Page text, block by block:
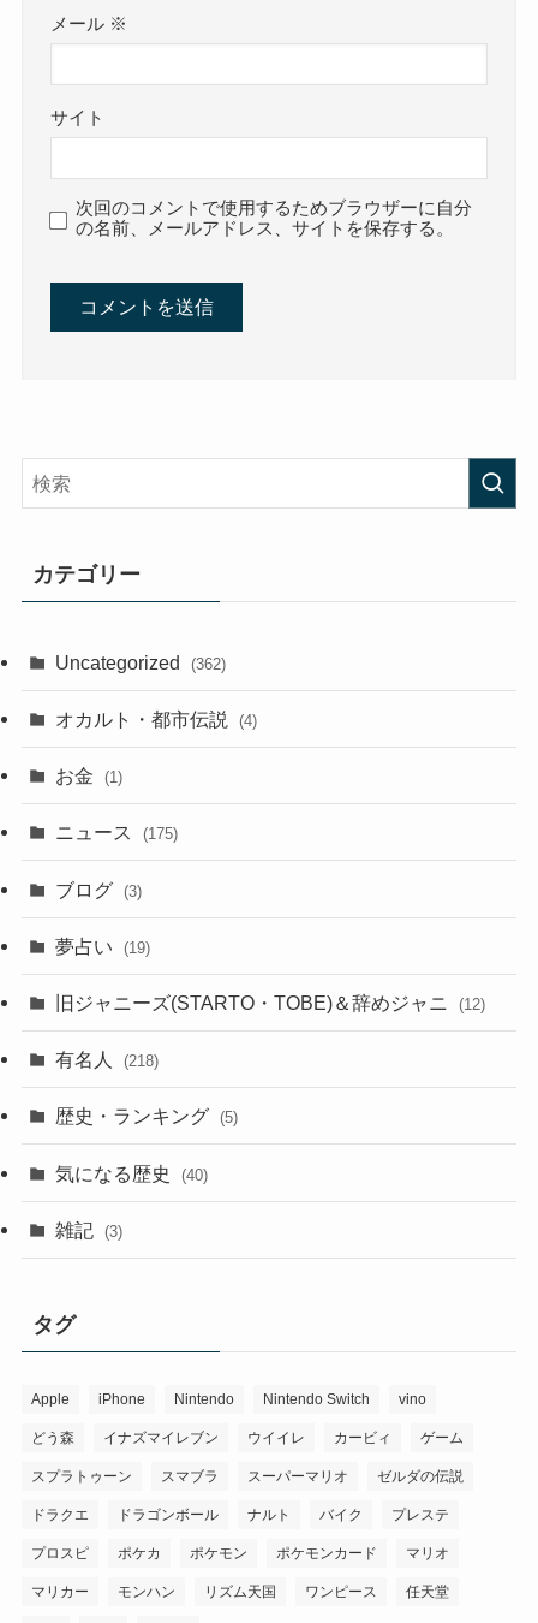
メール ※
サイト
次回のコメントで使用するためブラウザーに自分
の名前、メールアドレス、サイトを保存する。
カテゴリー
Uncategorized (362)
オカルト・都市伝説 (4)
お金 (1)
ニュース (175)
ブログ (3)
夢占い (19)
旧ジャニーズ(STARTO・TOBE)＆辞めジャニ (12)
有名人 (218)
歴史・ランキング (5)
気になる歴史 (40)
雑記 (3)
タグ
Apple iPhone Nintendo Nintendo Switch vino
どう森 イナズマイレブン ウイイレ カービィ ゲーム
スプラトゥーン スマブラ スーパーマリオ ゼルダの伝説
ドラクエ ドラゴンボール ナルト バイク プレステ
プロスピ ポケカ ポケモン ポケモンカード マリオ
マリカー モンハン リズム天国 ワンピース 任天堂